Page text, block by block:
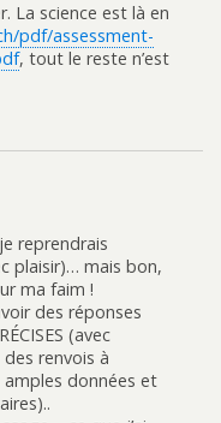
La science est là en
pdf/assessment-
, tout le reste n’est
reprendrais
plaisir)… mais bon,
ma faim !
des réponses
(avec
renvois à
amples données et